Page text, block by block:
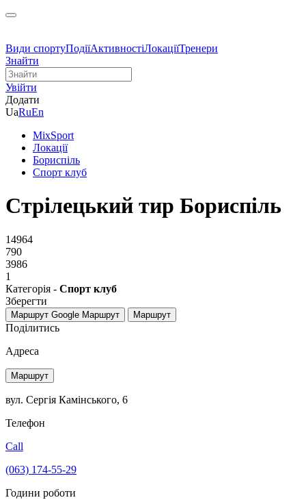
Види спортуПодіїАктивностіЛокаціїТренери
Знайти
Увійти
Додати
UaRuEn
MixSport
Локації
Бориспіль
Спорт клуб
Стрілецький тир Бориспіль
14964
790
3986
1
Категорія - Спорт клуб
Зберегти
Маршрут Google Маршрут Маршрут
Поділитись
Адреса
Маршрут
вул. Сергія Камінського, 6
Телефон
Call
(063) 174-55-29
Години роботи